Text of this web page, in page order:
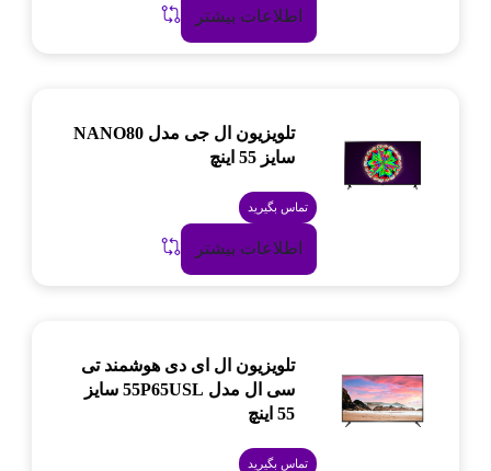
اطلاعات بیشتر
تلویزیون ال جی مدل NANO80
سایز 55 اینچ
تماس بگیرید
اطلاعات بیشتر
تلویزیون ال ای دی هوشمند تی
سی ال مدل 55P65USL سایز
55 اینچ
تماس بگیرید